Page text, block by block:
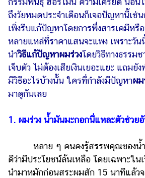
มือ
ถือ
ราคา
ทอง
ราคา
น้ำมัน
วา
ไร
แต่งงาน
ถึงวัยหมดประจำเดือนก็เจอปัญหานี้เช่
เพิ่งรีบแก้ปัญหาโดยการพึ่งสารเคมีหรื
หลายแหล่ที่ราคาแสนจะแพง เพราะวั
นำวิธีแก้ปัญหาผมร่วงโดยวิธีทางธรรม
เจ็บตัว ไม่ต้องเสียเงินเยอะแยะ แถมยัง
มีวิธีอะไรบ้างนั้น ใครที่กำลังมีปัญหาผม
มาดูกันเลย
1. ผมร่วง น้ำมันมะกอกนี่แหละตัวช่วย
หลาย ๆ คนคงรู้สรรพคุณของน้ำมั
ดีว่ามีประโยชน์ล้นเหลือ โดยเฉพาะใน
นำมาหมักก่อนสระผมสัก 15 นาทีแล้วจ